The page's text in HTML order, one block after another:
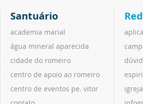
Santuário
academia marial
água mineral aparecida
cidade do romeiro
centro de apoio ao romeiro
centro de eventos pe. vitor
igreja